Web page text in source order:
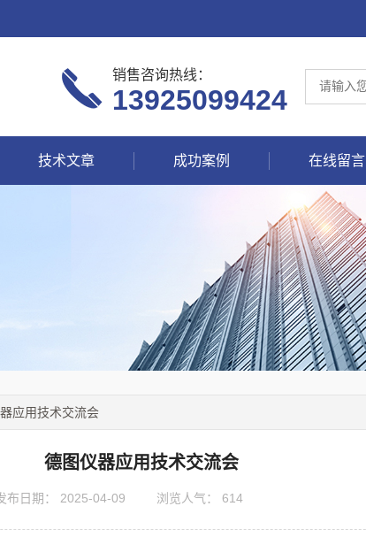
销售咨询热线：
13925099424
技术文章 成功案例 在线留言
应用技术交流会
德图仪器应用技术交流会
布日期： 2025-04-09 浏览人气： 614